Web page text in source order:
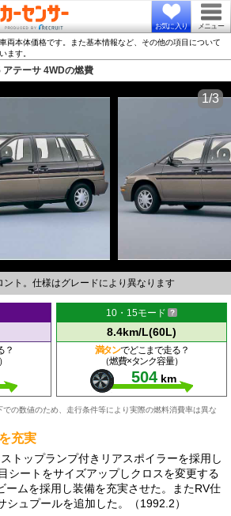
お気に入り メニュー
両本体価格です。また基本情報など、その他の項目について
ます。
アテーサ 4WDの燃費
ト。仕様はグレードにより異なります
1/3
？
10・15モード
8.4km/L(60L)
満タンでどこまで走る？
（燃費×タンク容量）
504 km
の数値のため、走行条件等により実際の燃料消費率は異な
充実
トップランプ付きリアスポイラーを採用し
シートをサイズアップしクロスを変更する
ームを採用し装備を充実させた。またRV仕
ュプールを追加した。（1992.2）